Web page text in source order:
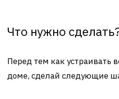
Что нужно
Перед тем как устраивать
доме, сделай следующие